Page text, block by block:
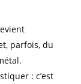
parfois, du
: c’est